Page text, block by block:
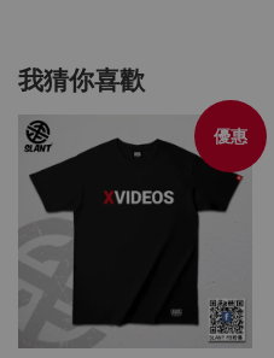
我猜你喜歡
優惠